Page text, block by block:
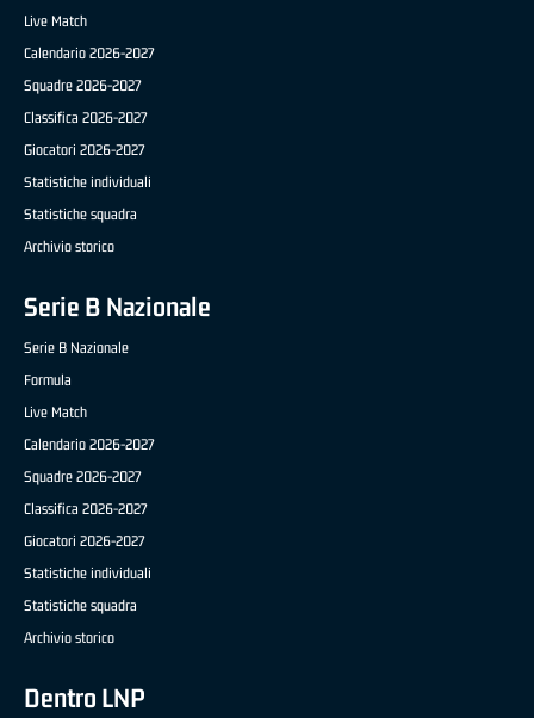
Live Match
Calendario 2026-2027
Squadre 2026-2027
Classifica 2026-2027
Giocatori 2026-2027
Statistiche individuali
Statistiche squadra
Archivio storico
Serie B Nazionale
Serie B Nazionale
Formula
Live Match
Calendario 2026-2027
Squadre 2026-2027
Classifica 2026-2027
Giocatori 2026-2027
Statistiche individuali
Statistiche squadra
Archivio storico
Dentro LNP